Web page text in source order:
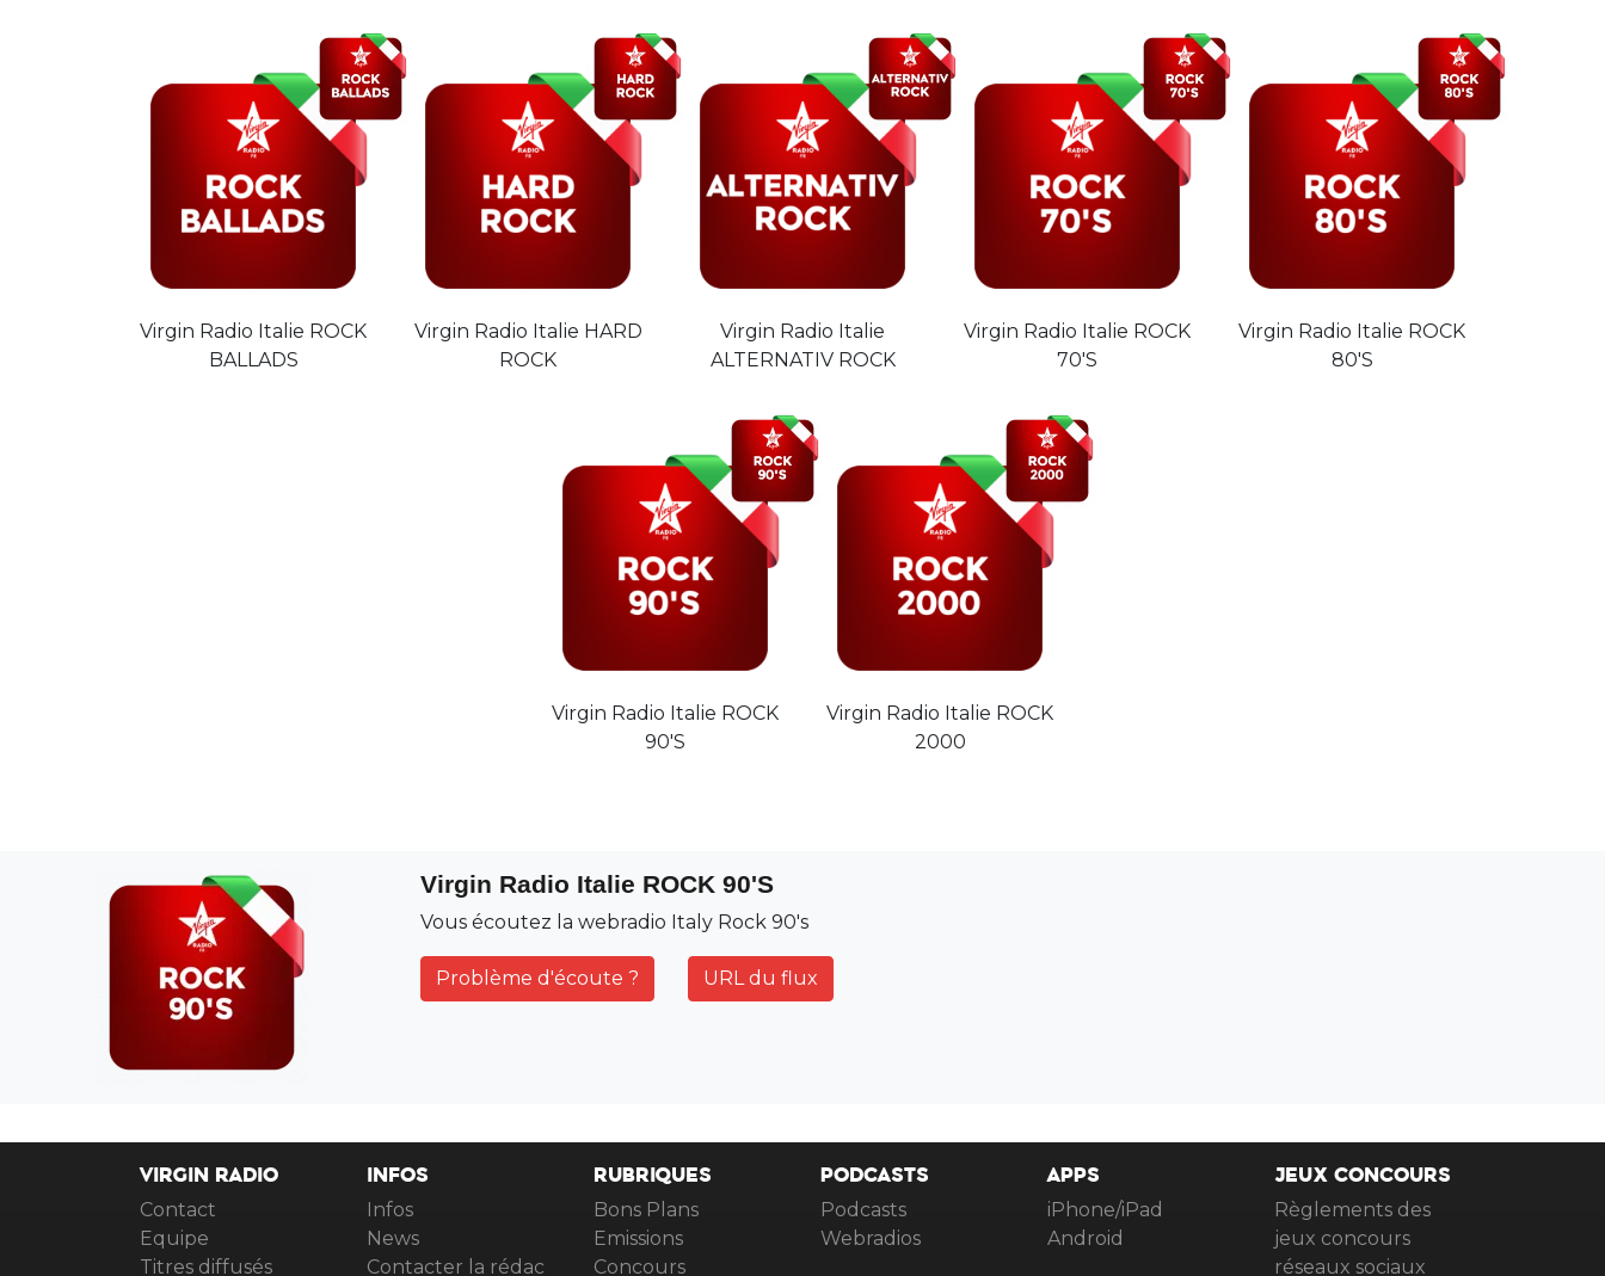
Virgin Radio Italie ROCK
BALLADS
Virgin Radio Italie HARD
ROCK
Virgin Radio Italie
ALTERNATIV ROCK
Virgin Radio Italie ROCK
70'S
Virgin Radio Italie ROCK
80'S
Virgin Radio Italie ROCK
90'S
Virgin Radio Italie ROCK
2000
Virgin Radio Italie ROCK 90'S
Vous écoutez la webradio Italy Rock 90's
Problème d'écoute ? URL du flux
VIRGIN RADIO
Contact
Equipe
Titres diffusés
INFOS
Infos
News
Contacter la rédac
RUBRIQUES
Bons Plans
Emissions
Concours
PODCASTS
Podcasts
Webradios
APPS
iPhone/iPad
Android
JEUX CONCOURS
Règlements des
jeux concours
réseaux sociaux